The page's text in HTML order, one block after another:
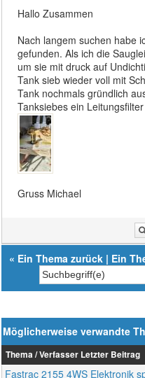
Hallo Zusammen
Nach langem suchen habe
gefunden. Als ich die
um sie mit druck auf
Tank sieb wieder voll mit
Tank nochmals gründlich
Tanksiebes ein
Gruss Michael
« Ein Thema zurück | Ein
Möglicherweise verwandte
Thema / Verfasser Letzter Beitrag
Fastrac 2155 4WS Elektronik